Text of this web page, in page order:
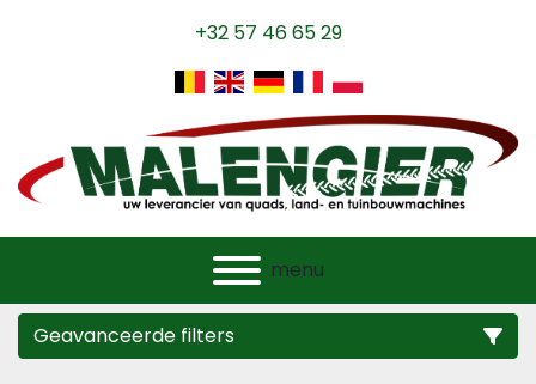
+32 57 46 65 29
menu
Geavanceerde filters